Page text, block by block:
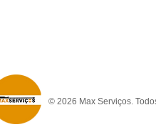
© 2026 Max Serviços.